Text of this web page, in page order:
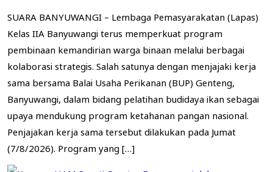
SUARA BANYUWANGI – Lembaga Pemasyarakatan (Lapas)
Kelas IIA Banyuwangi terus memperkuat program
pembinaan kemandirian warga binaan melalui berbagai
kolaborasi strategis. Salah satunya dengan menjajaki kerja
sama bersama Balai Usaha Perikanan (BUP) Genteng,
Banyuwangi, dalam bidang pelatihan budidaya ikan sebagai
upaya mendukung program ketahanan pangan nasional.
Penjajakan kerja sama tersebut dilakukan pada Jumat
(7/8/2026). Program yang […]